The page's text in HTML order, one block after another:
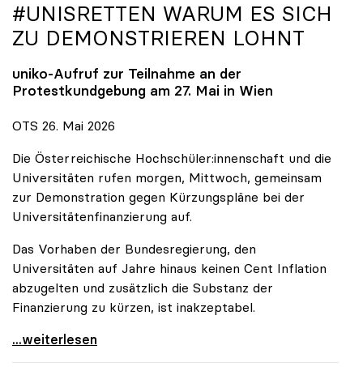
#UNISRETTEN WARUM ES SICH
ZU DEMONSTRIEREN LOHNT
uniko-Aufruf zur Teilnahme an der
Protestkundgebung am 27. Mai in Wien
OTS 26. Mai 2026
Die Österreichische Hochschüler:innenschaft und die
Universitäten rufen morgen, Mittwoch, gemeinsam
zur Demonstration gegen Kürzungspläne bei der
Universitätenfinanzierung auf.
Das Vorhaben der Bundesregierung, den
Universitäten auf Jahre hinaus keinen Cent Inflation
abzugelten und zusätzlich die Substanz der
Finanzierung zu kürzen, ist inakzeptabel.
#UnisRetten Warum es sich zu demonstrieren lohnt
...weiterlesen